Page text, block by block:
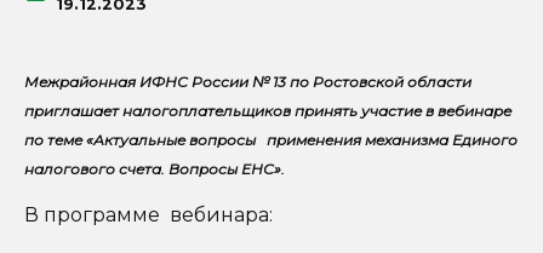
19.12.2023
Межрайонная ИФНС России № 13 по Ростовской области
приглашает налогоплательщиков принять участие в вебинаре
по теме «Актуальные вопросы применения механизма Единого
налогового счета. Вопросы ЕНС».
В программе вебинара: